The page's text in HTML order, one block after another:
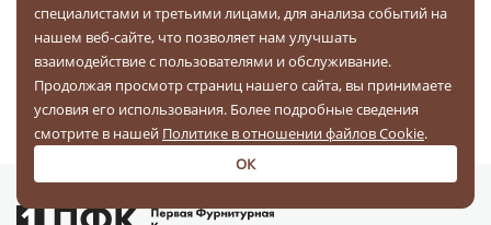
Вы можете купить Ленты для одежды в Ижевске оптом по
выгодной цене. Широкий ассортимент Лент для одежды в
интернет-магазине 1ПФК. Бесплатная доставка товаров
при заказе от 20 000 рублей. Акции и скидки для новых и
постоянных клиентов.
специалистами и третьими лицами, для анализа событий на
нашем веб-сайте, что позволяет нам улучшать
взаимодействие с пользователями и обслуживание.
Продолжая просмотр страниц нашего сайта, вы принимаете
условия его использования. Более подробные сведения
смотрите в нашей Политике в отношении файлов Cookie.
ОК